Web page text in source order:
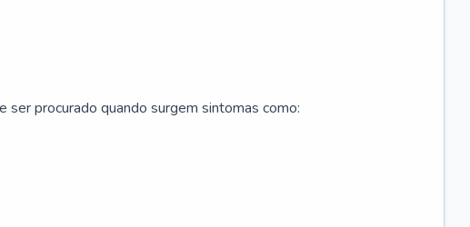
procurado quando surgem sintomas como: